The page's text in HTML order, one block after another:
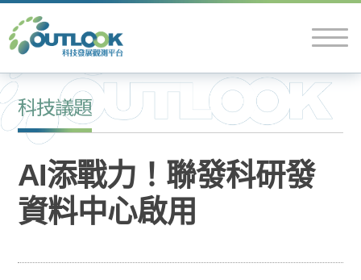
科技議題
AI添戰力！聯發科研發
資料中心啟用